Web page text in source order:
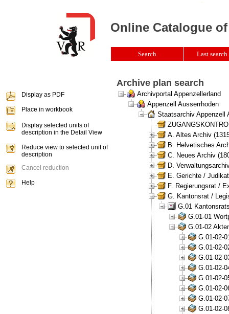
Archive plan search
Archivportal Appenzellerland
Appenzell Ausserrhoden
Staatsarchiv Appenzell
A. Altes Archiv
B. Helvetisches
C. Neues Archiv
D.
E. Gerichte /
F. Regierungsrat /
G. Kantonsrat /
G.01
G.01-01
G.01-02
G.01-02-
G.01-02-
G.01-02-
G.01-02-
G.01-02-
G.01-02-
G.01-02-
G.01-02-
Online Catalogue
Search Last
Display as PDF
Place in workbook
Display selected units of
description in the Detail View
Reduce view to selected unit of
description
Cancel reduction
Help